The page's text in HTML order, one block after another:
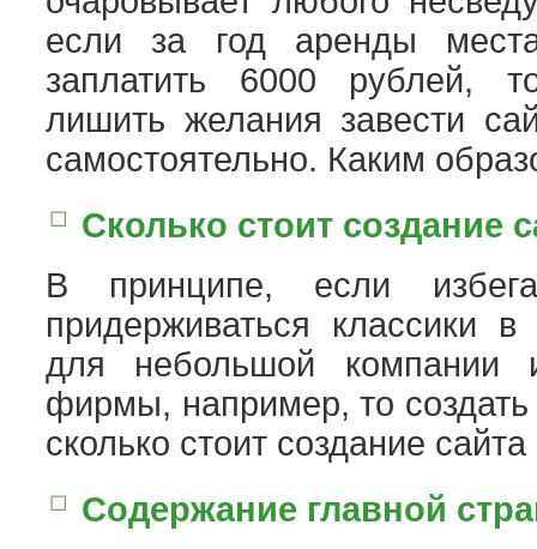
если за год аренды
заплатить 6000 рублей,
лишить желания завести
самостоятельно. Каким
Сколько стоит создание
В принципе, если
придерживаться классики в
для небольшой компании
фирмы, например, то создать
сколько стоит создание
Содержание главной